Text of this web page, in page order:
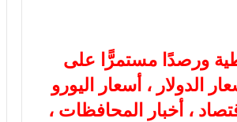
ورصدًا مستمرًّا على
الدولار ، أسعار اليورو
، أخبار المحافظات ،